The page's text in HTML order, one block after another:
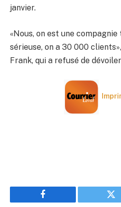
janvier.
«Nous, on est une
sérieuse, on a 30 000
Frank, qui a refusé de
Facebook